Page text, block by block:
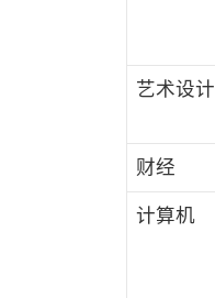
艺术设计
财经
计算机